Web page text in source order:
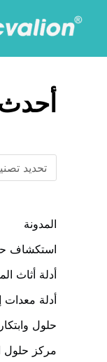
أحدث
ص
ن
المدونة
استكشاف
أدلة أثاث
أدلة معدات
حلول
مركز حلول